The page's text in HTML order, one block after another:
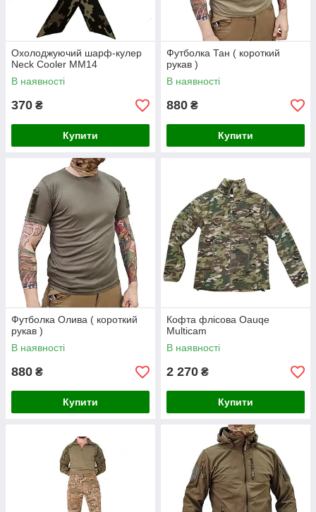
Охолоджуючий шарф-кулер
Neck Cooler MM14
В наявності
370 ₴
Купити
Футболка Тан ( короткий
рукав )
В наявності
880 ₴
Купити
Футболка Олива ( короткий
рукав )
В наявності
880 ₴
Купити
Кофта флісова Oauqe
Multicam
В наявності
2 270 ₴
Купити